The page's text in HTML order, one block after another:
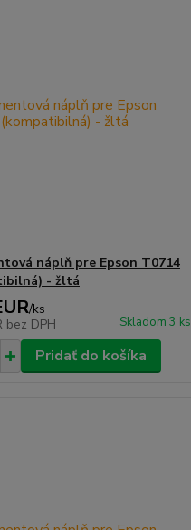
náplň pre Epson T0714
- žltá
/ks
bez DPH Skladom 3 ks
Pridať do košíka